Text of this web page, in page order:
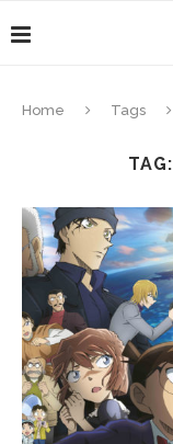
Home Tags
TAG: